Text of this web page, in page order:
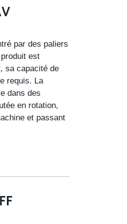
par des paliers
est
sa capacité de
requis. La
dans des
en rotation,
et passant